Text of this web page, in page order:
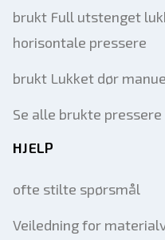
brukt Full utstenget
horisontale pressere
brukt Lukket dør
Se alle brukte pressere
HJELP
ofte stilte spørsmål
Veiledning for